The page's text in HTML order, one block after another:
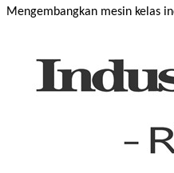
Mengembangkan mesin kelas